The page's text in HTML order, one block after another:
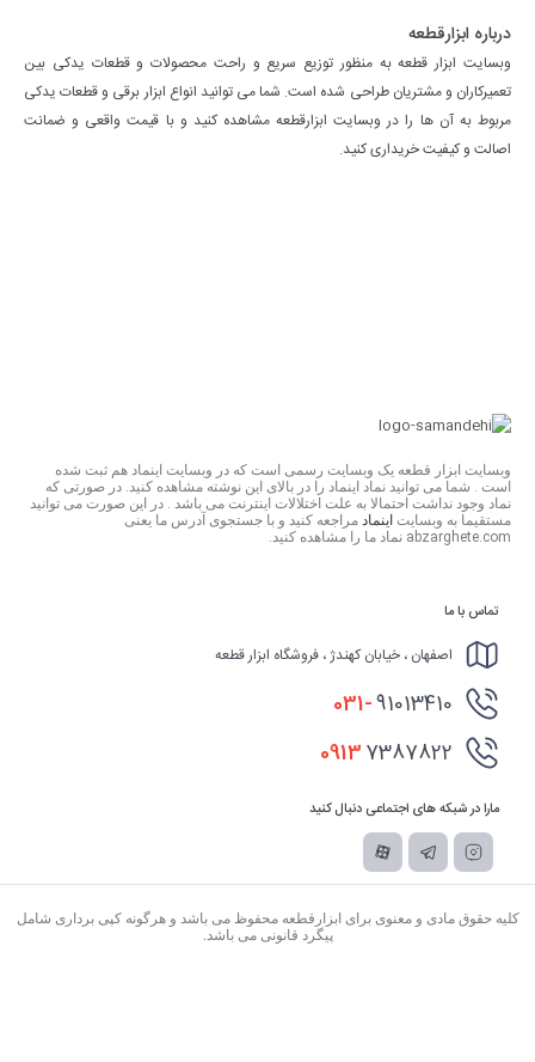
درباره ابزارقطعه
وبسایت ابزار قطعه به منظور توزیع سریع و راحت محصولات و قطعات یدکی بین
تعمیرکاران و مشتریان طراحی شده است. شما می توانید انواع ابزار برقی و قطعات یدکی
مربوط به آن ها را در وبسایت ابزارقطعه مشاهده کنید و با قیمت واقعی و ضمانت
اصالت و کیفیت خریداری کنید.
وبسایت ابزار قطعه یک وبسایت رسمی است که در وبسایت اینماد هم ثبت شده
است . شما می توانید نماد اینماد را در بالای این نوشته مشاهده کنید. در صورتی که
نماد وجود نداشت احتمالا به علت اختلالات اینترنت می باشد . در این صورت می توانید
مستقیما به وبسایت اینماد مراجعه کنید و با جستجوی آدرس ما یعنی
abzarghete.com نماد ما را مشاهده کنید.
تماس با ما
اصفهان ، خیابان کهندژ ، فروشگاه ابزار قطعه
031-91013410
09137387822
مارا در شبکه های اجتماعی دنبال کنید
کلیه حقوق مادی و معنوی برای ابزارقطعه محفوظ می باشد و هرگونه کپی برداری شامل
پیگرد قانونی می باشد.